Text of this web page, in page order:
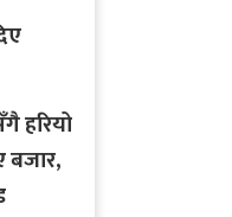
हरियो
बजार,